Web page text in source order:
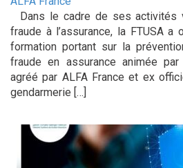
Dans le cadre de ses activités
fraude à l’assurance, la FTUSA a
formation portant sur la
fraude en assurance animée
agréé par ALFA France et ex
gendarmerie […]